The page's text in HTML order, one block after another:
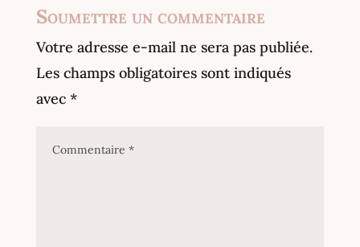
Soumettre un commentaire
Votre adresse e-mail ne sera pas publiée.
Les champs obligatoires sont indiqués
avec *